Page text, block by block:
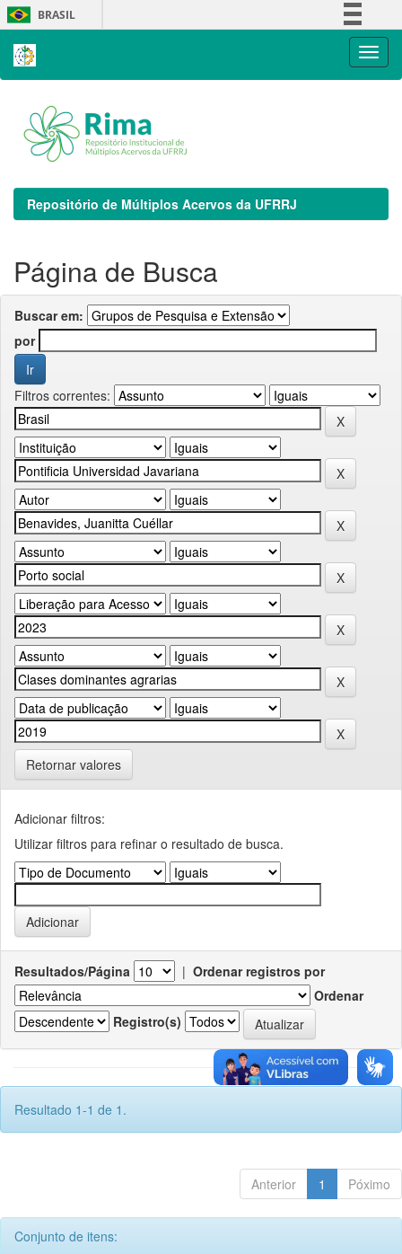
Skip
navigation
BRASIL
Repositório de Múltiplos Acervos da UFRRJ
Página de Busca
Buscar em:
por
Filtros correntes:
Retornar valores
Adicionar filtros:
Utilizar filtros para refinar o resultado de busca.
Resultados/Página | Ordenar registros por
Ordenar
Registro(s)
Resultado 1-1 de 1.
Anterior 1 Póximo
Conjunto de itens: